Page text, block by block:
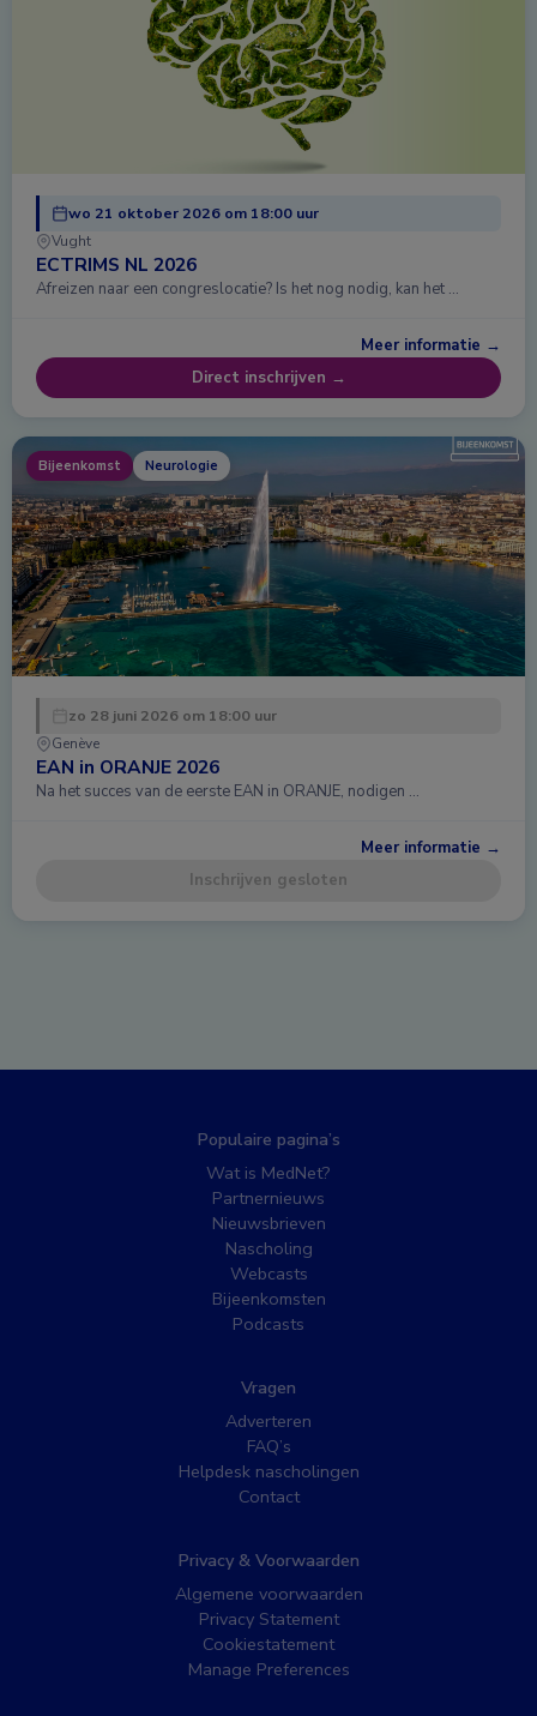
wo 21 oktober 2026 om 18:00 uur
Vught
ECTRIMS NL 2026
Afreizen naar een congreslocatie? Is het nog nodig, kan het …
Meer informatie →
Direct inschrijven →
Bijeenkomst Neurologie
zo 28 juni 2026 om 18:00 uur
Genève
EAN in ORANJE 2026
Na het succes van de eerste EAN in ORANJE, nodigen …
Meer informatie →
Inschrijven gesloten
Populaire pagina’s
Wat is MedNet?
Partnernieuws
Nieuwsbrieven
Nascholing
Webcasts
Bijeenkomsten
Podcasts
Vragen
Adverteren
FAQ’s
Helpdesk nascholingen
Contact
Privacy & Voorwaarden
Algemene voorwaarden
Privacy Statement
Cookiestatement
Manage Preferences